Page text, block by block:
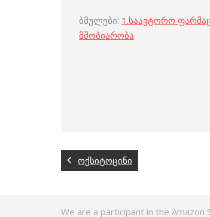
ბმულები: 1.საავტორო
მშობიარობა
ოქსიტოცინი
We are a participant in the